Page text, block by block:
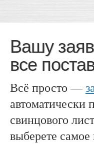
Вашу
все
Всё просто —
автоматически
свинцового
выберете